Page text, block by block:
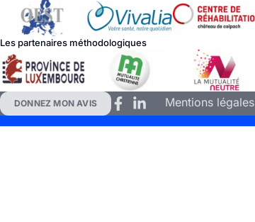
Les partenaires méthodologiques
DONNEZ MON AVIS Mentions légales